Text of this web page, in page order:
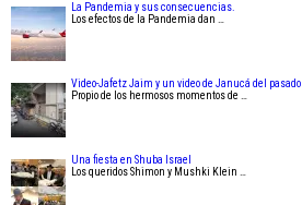
La Pandemia y sus consecuencias.
Los efectos de la Pandemia dan …
Video-Jafetz Jaim y un video de Janucá del pasado
Propio de los hermosos momentos de …
Una fiesta en Shuba Israel
Los queridos Shimon y Mushki Klein …